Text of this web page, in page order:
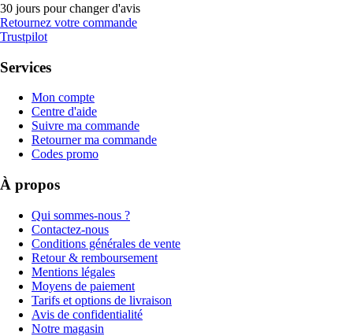
30 jours pour changer d'avis
Retournez votre commande
Trustpilot
Services
Mon compte
Centre d'aide
Suivre ma commande
Retourner ma commande
Codes promo
À propos
Qui sommes-nous ?
Contactez-nous
Conditions générales de vente
Retour & remboursement
Mentions légales
Moyens de paiement
Tarifs et options de livraison
Avis de confidentialité
Notre magasin